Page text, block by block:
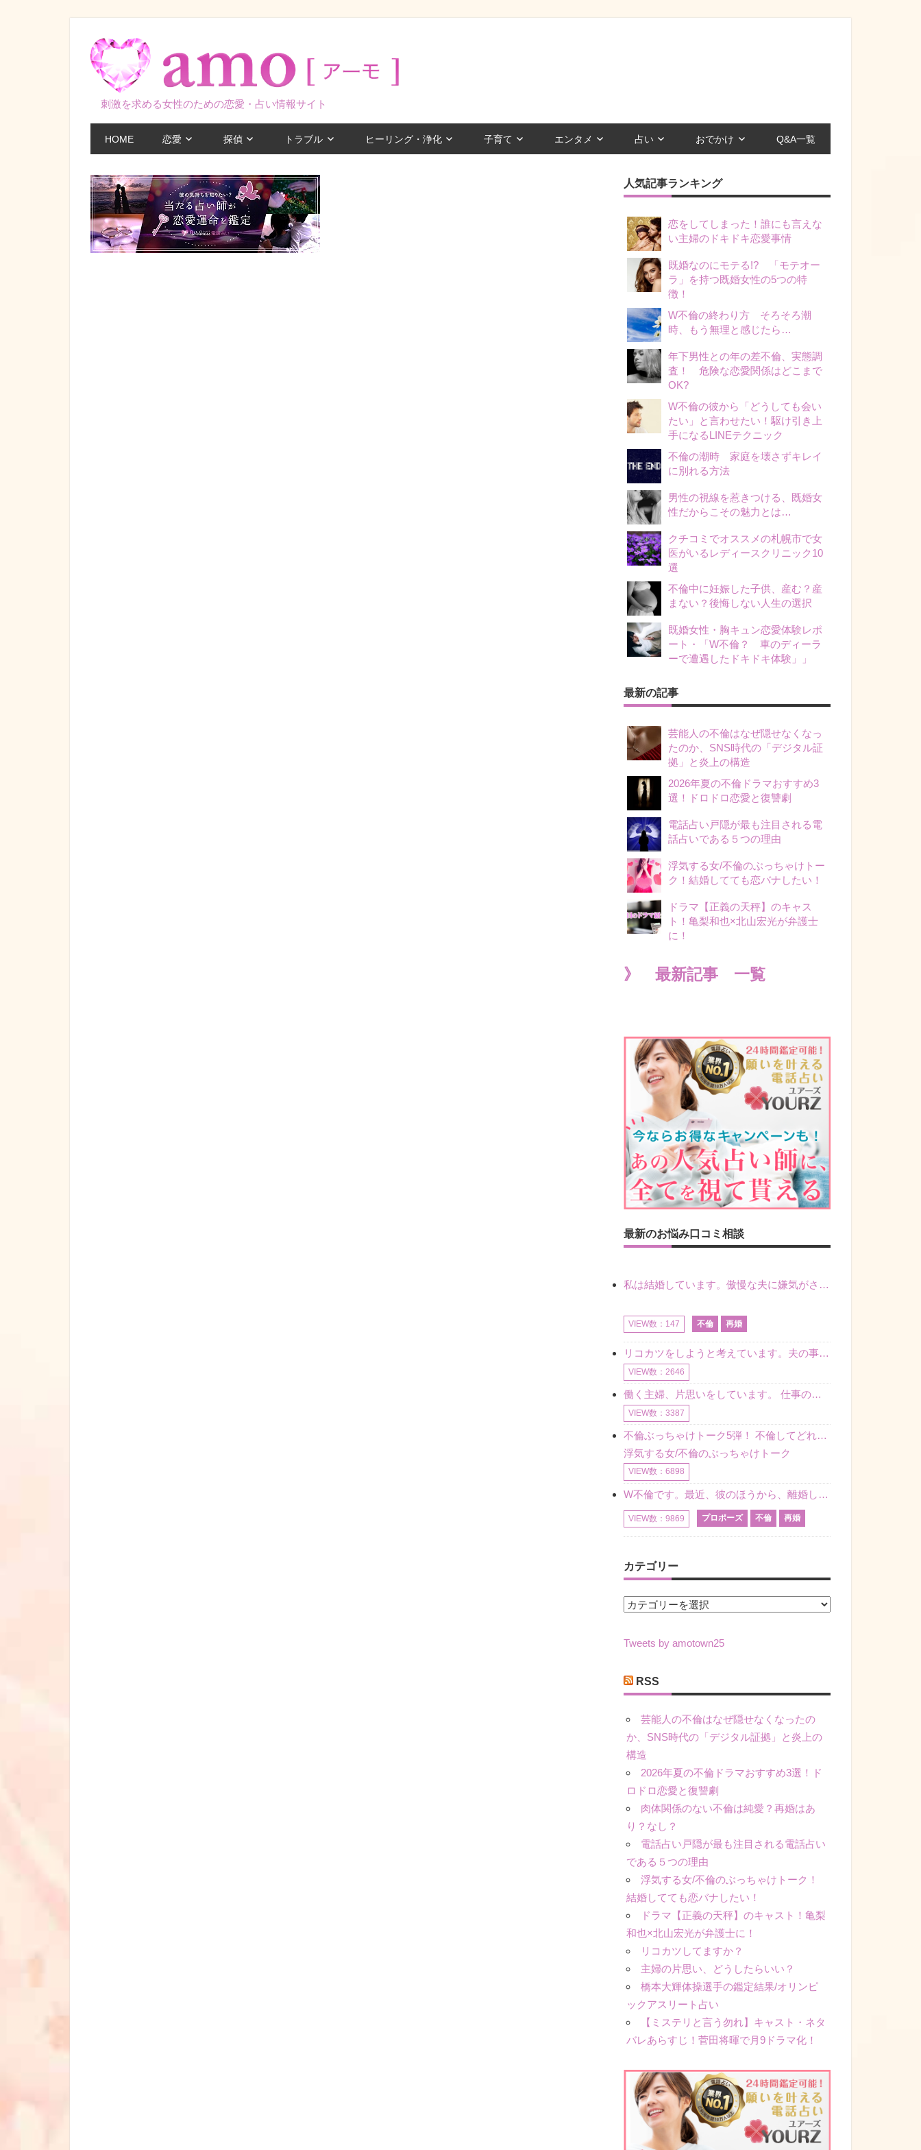
刺激を求める女性のための恋愛・占い情報サイト
HOME 恋愛 探偵 トラブル ヒーリング・浄化 子育て エンタメ 占い おでかけ Q&A一覧
人気記事ランキング
恋をしてしまった！誰にも言えな
い主婦のドキドキ恋愛事情
既婚なのにモテる!? 「モテオー
ラ」を持つ既婚女性の5つの特
徴！
W不倫の終わり方 そろそろ潮
時、もう無理と感じたら…
年下男性との年の差不倫、実態調
査！ 危険な恋愛関係はどこまで
OK?
W不倫の彼から「どうしても会い
たい」と言わせたい！駆け引き上
手になるLINEテクニック
不倫の潮時 家庭を壊さずキレイ
に別れる方法
男性の視線を惹きつける、既婚女
性だからこその魅力とは…
クチコミでオススメの札幌市で女
医がいるレディースクリニック10
選
不倫中に妊娠した子供、産む？産
まない？後悔しない人生の選択
既婚女性・胸キュン恋愛体験レポ
ート・「W不倫？ 車のディーラ
ーで遭遇したドキドキ体験」」
最新の記事
芸能人の不倫はなぜ隠せなくなっ
たのか、SNS時代の「デジタル証
拠」と炎上の構造
2026年夏の不倫ドラマおすすめ3
選！ドロドロ恋愛と復讐劇
電話占い戸隠が最も注目される電
話占いである５つの理由
浮気する女/不倫のぶっちゃけトー
ク！結婚してても恋バナしたい！
ドラマ【正義の天秤】のキャス
ト！亀梨和也×北山宏光が弁護士
に！
》 最新記事 一覧
最新のお悩み口コミ相談
私は結婚しています。傲慢な夫に嫌気がさし離婚を考えていたときに、彼と出会いました。彼には恋人がいましたが、話をするうちに、夫とのことを相談するようにな
VIEW数：147 不倫 再婚
リコカツをしようと考えています。夫の事からの愛情を全く感じません。子供がいるので、子供が成長するまではと我慢しています。 まず、お金が必要だと考え、仕事の量も増やしました。ところが、夫は働かず、結局は
VIEW数：2646
働く主婦、片思いをしています。 仕事の相談をしていくうちに、彼のことを好きになりました。私には夫も子供もいます。不倫をしているわけでもなく、もちろん、この気持ちは誰にも話していません。 ラインをする関
VIEW数：3387
不倫ぶっちゃけトーク5弾！ 不倫してどれくらい？ 不倫のあれこれを、なんでもどうぞ♪♪
浮気する女/不倫のぶっちゃけトーク
VIEW数：6898
W不倫です。最近、彼のほうから、離婚して再婚しよう、と言ってきました。ハッキリいうと、そこまでは考えていませんでした。彼を好きな気持ちはあるし、彼なしの生活は考えられません。だけど、離婚して再婚すると
VIEW数：9869 プロポーズ 不倫 再婚
カテゴリー
カ
ゴ
ー
Tweets by amotown25
RSS
芸能人の不倫はなぜ隠せなくなったの
か、SNS時代の「デジタル証拠」と炎上の
構造
2026年夏の不倫ドラマおすすめ3選！ド
ロドロ恋愛と復讐劇
肉体関係のない不倫は純愛？再婚はあ
り？なし？
電話占い戸隠が最も注目される電話占い
である５つの理由
浮気する女/不倫のぶっちゃけトーク！
結婚してても恋バナしたい！
ドラマ【正義の天秤】のキャスト！亀梨
和也×北山宏光が弁護士に！
リコカツしてますか？
主婦の片思い、どうしたらいい？
橋本大輝体操選手の鑑定結果/オリンピ
ックアスリート占い
【ミステリと言う勿れ】キャスト・ネタ
バレあらすじ！菅田将暉で月9ドラマ化！